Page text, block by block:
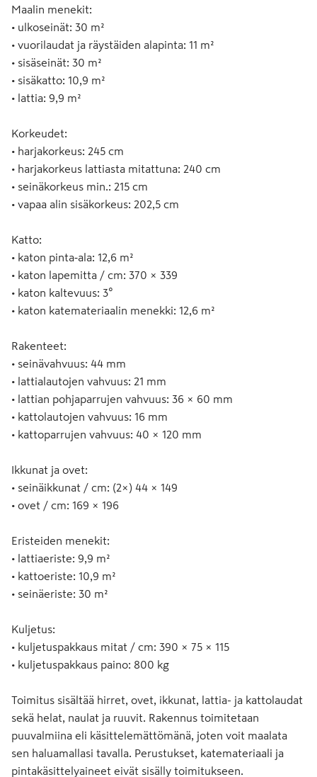
Maalin menekit:
• ulkoseinät: 30 m²
• vuorilaudat ja räystäiden alapinta: 11 m²
• sisäseinät: 30 m²
• sisäkatto: 10,9 m²
• lattia: 9,9 m²
Korkeudet:
• harjakorkeus: 245 cm
• harjakorkeus lattiasta mitattuna: 240 cm
• seinäkorkeus min.: 215 cm
• vapaa alin sisäkorkeus: 202,5 cm
Katto:
• katon pinta‑ala: 12,6 m²
• katon lapemitta / cm: 370 × 339
• katon kaltevuus: 3°
• katon katemateriaalin menekki: 12,6 m²
Rakenteet:
• seinävahvuus: 44 mm
• lattialautojen vahvuus: 21 mm
• lattian pohjaparrujen vahvuus: 36 × 60 mm
• kattolautojen vahvuus: 16 mm
• kattoparrujen vahvuus: 40 × 120 mm
Ikkunat ja ovet:
• seinäikkunat / cm: (2×) 44 × 149
• ovet / cm: 169 × 196
Eristeiden menekit:
• lattiaeriste: 9,9 m²
• kattoeriste: 10,9 m²
• seinäeriste: 30 m²
Kuljetus:
• kuljetuspakkaus mitat / cm: 390 × 75 × 115
• kuljetuspakkaus paino: 800 kg
Toimitus sisältää hirret, ovet, ikkunat, lattia- ja kattolaudat
sekä helat, naulat ja ruuvit. Rakennus toimitetaan
puuvalmiina eli käsittelemättömänä, joten voit maalata
sen haluamallasi tavalla. Perustukset, katemateriaali ja
pintakäsittelyaineet eivät sisälly toimitukseen.